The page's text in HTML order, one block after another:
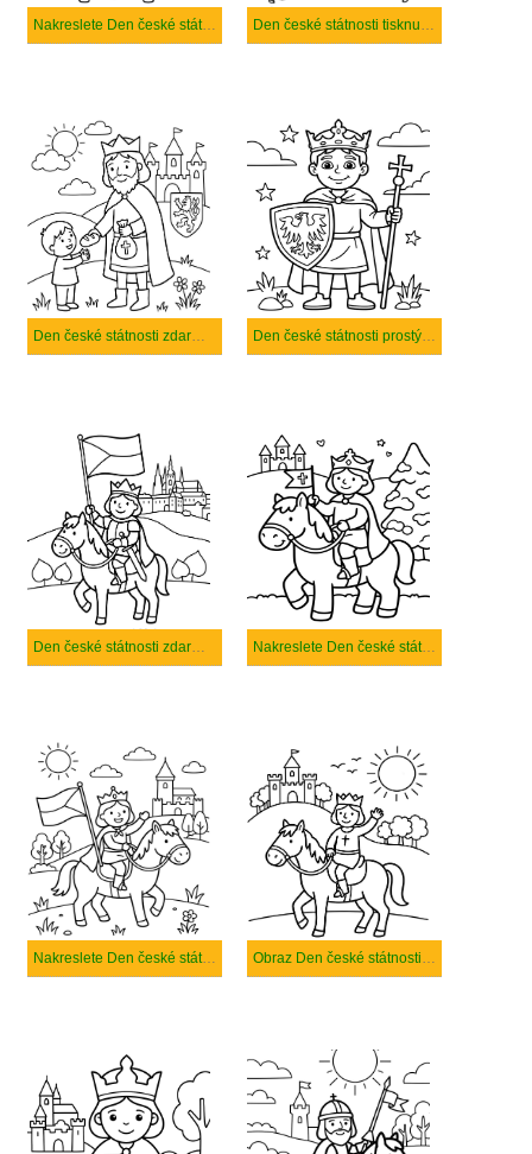
Nakreslete Den české státnosti prostý tisknutelné Den české státnosti tisknutelné pro děti
Den české státnosti zdarma prostý tisknutelné Den české státnosti prostý tisknutelné
Den české státnosti zdarma pro děti Nakreslete Den české státnosti snadný tisknutelné
Nakreslete Den české státnosti základní Obraz Den české státnosti tisknutelné